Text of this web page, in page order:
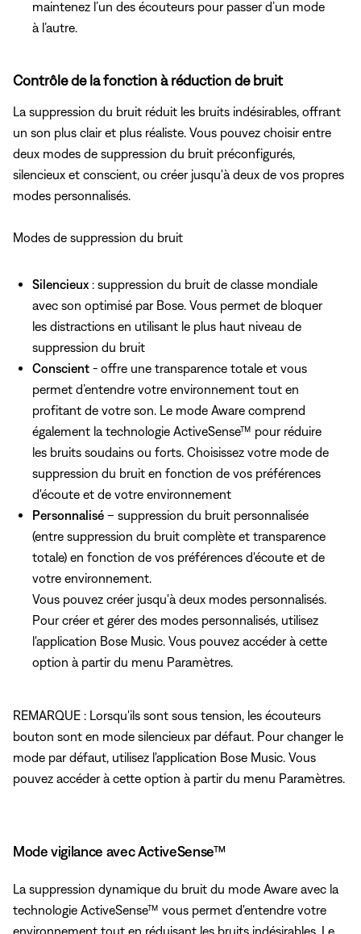
maintenez l’un des écouteurs pour passer d’un mode
à l’autre.
Contrôle de la fonction à réduction de bruit
La suppression du bruit réduit les bruits indésirables, offrant
un son plus clair et plus réaliste. Vous pouvez choisir entre
deux modes de suppression du bruit préconfigurés,
silencieux et conscient, ou créer jusqu'à deux de vos propres
modes personnalisés.
Modes de suppression du bruit
Silencieux : suppression du bruit de classe mondiale
avec son optimisé par Bose. Vous permet de bloquer
les distractions en utilisant le plus haut niveau de
suppression du bruit
Conscient - offre une transparence totale et vous
permet d’entendre votre environnement tout en
profitant de votre son. Le mode Aware comprend
également la technologie ActiveSense™ pour réduire
les bruits soudains ou forts. Choisissez votre mode de
suppression du bruit en fonction de vos préférences
d'écoute et de votre environnement
Personnalisé – suppression du bruit personnalisée
(entre suppression du bruit complète et transparence
totale) en fonction de vos préférences d'écoute et de
votre environnement.
Vous pouvez créer jusqu'à deux modes personnalisés.
Pour créer et gérer des modes personnalisés, utilisez
l'application Bose Music. Vous pouvez accéder à cette
option à partir du menu Paramètres.
REMARQUE : Lorsqu'ils sont sous tension, les écouteurs
bouton sont en mode silencieux par défaut. Pour changer le
mode par défaut, utilisez l'application Bose Music. Vous
pouvez accéder à cette option à partir du menu Paramètres.
Mode vigilance avec ActiveSense™
La suppression dynamique du bruit du mode Aware avec la
technologie ActiveSense™ vous permet d'entendre votre
environnement tout en réduisant les bruits indésirables. Le